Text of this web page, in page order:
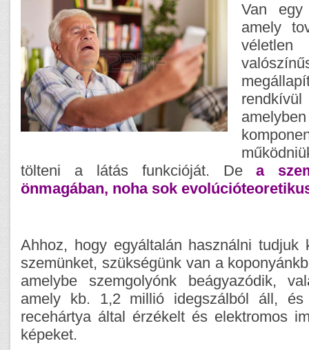
Van
amely
tölteni a látás funkcióját. Dea
önmagában, noha sok
Ahhoz, hogy egyáltalán használni tudjuk
szemünket, szükségünk van a
amelybe szemgolyónk beágyazódik,
amely kb. 1,2 millió idegszálból áll,
recehártya által érzékelt és elektromos
képeket.